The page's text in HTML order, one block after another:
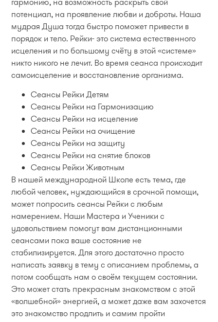
потенциал, на проявление любви и доброты. Наша
мудрая Душа тогда быстро поможет привести в
порядок и тело. Рейки- это система естественного
исцеления и по большому счёту в этой «системе»
никто никого не лечит. Во время сеанса происходит
самоисцеление и восстановление организма.
Сеансы Рейки Детям
Сеансы Рейки на Гармонизацию
Сеансы Рейки на исцеление
Сеансы Рейки на очищение
Сеансы Рейки на защиту
Сеансы Рейки на снятие блоков
Сеансы Рейки Животным
В нашей международной Школе есть тема, где
любой человек, нуждающийся в срочной помощи,
может попросить сеансы Рейки с любым
намерением. Наши Мастера и Ученики с
удовольствием помогут вам дистанционными
сеансами пока ваше состояние не
стабилизируется. Для этого достаточно просто
написать заявку в тему с описанием проблемы, а
потом сообщать нам о своём текущем состоянии.
Это может стать прекрасным знакомством с этой
«волшебной» энергией, а может даже вам захочется
это знакомство продлить и самим пройти